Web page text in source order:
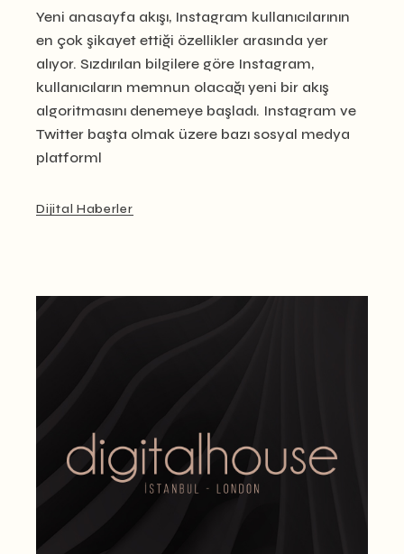
Yeni anasayfa akışı, Instagram kullanıcılarının
en çok şikayet ettiği özellikler arasında yer
alıyor. Sızdırılan bilgilere göre Instagram,
kullanıcıların memnun olacağı yeni bir akış
algoritmasını denemeye başladı. Instagram ve
Twitter başta olmak üzere bazı sosyal medya
platforml
Dijital Haberler